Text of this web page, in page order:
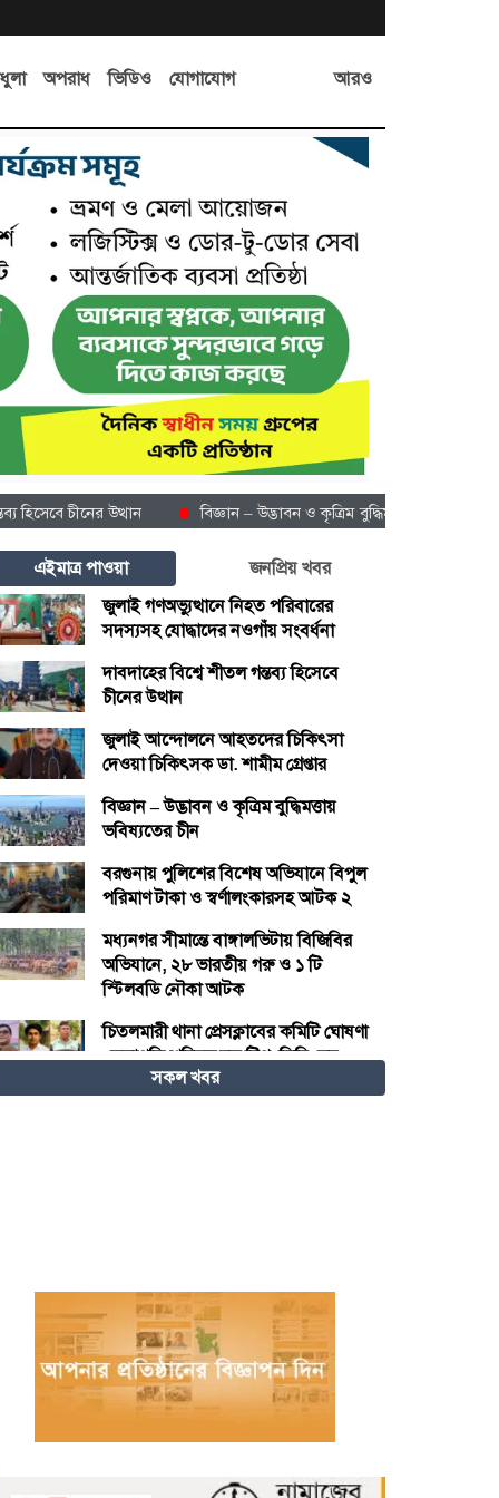
অপরাধ ভিডিও যোগাযোগ আরও
চীনের উত্থান বিজ্ঞান – উদ্ভাবন ও কৃত্রিম বুদ্ধিমত্তায় ভবিষ্যতের চীন
এইমাত্র পাওয়া
জনপ্রিয় খবর
জুলাই গণঅভ্যুত্থানে নিহত পরিবারের
সদস্যসহ যোদ্ধাদের নওগাঁয় সংবর্ধনা
দাবদাহের বিশ্বে শীতল গন্তব্য হিসেবে
চীনের উত্থান
জুলাই আন্দোলনে আহতদের চিকিৎসা
দেওয়া চিকিৎসক ডা. শামীম গ্রেপ্তার
বিজ্ঞান – উদ্ভাবন ও কৃত্রিম বুদ্ধিমত্তায়
ভবিষ্যতের চীন
বরগুনায় পুলিশের বিশেষ অভিযানে বিপুল
পরিমাণ টাকা ও স্বর্ণালংকারসহ আটক ২
মধ্যনগর সীমান্তে বাঙ্গালভিটায় বিজিবির
অভিযানে, ২৮ ভারতীয় গরু ও ১ টি
স্টিলবডি নৌকা আটক
চিতলমারী থানা প্রেসক্লাবের কমিটি ঘোষণা
: সভাপতি শহিদুল হক টিপু, সিনি: সহ
সভাপতি মো: আজাদ খান, সাধারণ
খুলনার রূপসায় অভিযান চালিয়ে ১০
কেজি গাঁজাসহ দুইজন মাদক ব্যবসায়ীকে
গ্রেফতার করেছে র‍্যাব-৬
নওগাঁয় পানিতে ডুবে নবদম্পতির মৃত্যু,
সিকিউরিটি ক্লাব গঠনের ঘোষণা জাতীয়
সকল খবর